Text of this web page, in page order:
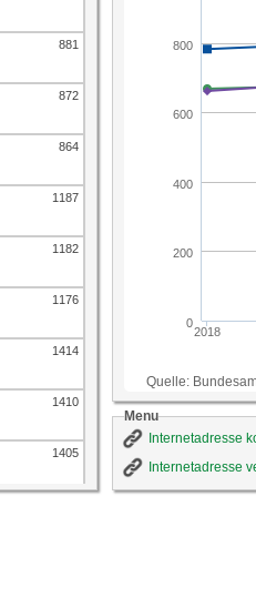
881
872
864
1187
1182
1176
1414
1410
1405
Die
ausgewiesen.
Die
ID-Nummer
110
Menu
Internetadresse
Internetadresse